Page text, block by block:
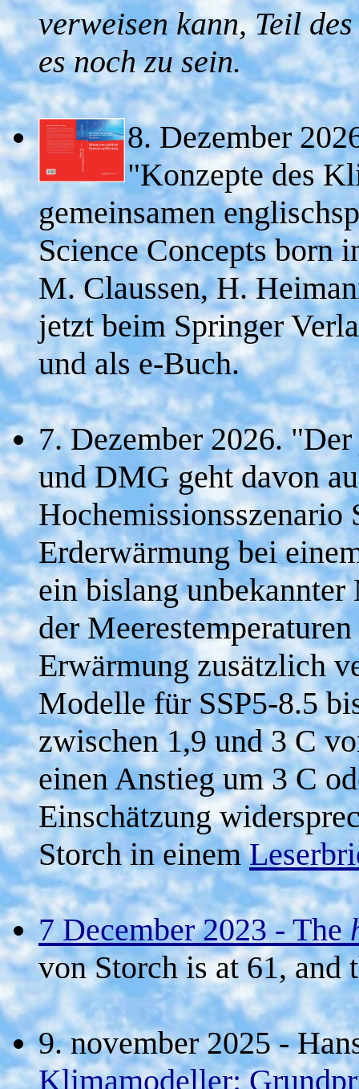
verweisen kann, Teil
es noch zu sein.
8. Dezember
"Konzepte des
gemeinsamen
Science Concepts born
M. Claussen, H.
jetzt beim Springer
und als e-Buch.
7. Dezember 2026.
und DMG geht davon
Hochemissionsszenario
Erderwärmung bei
ein bislang unbekannter
der
Erwärmung zusätzlich
Modelle für SSP5-8.5
zwischen 1,9 und 3 C
einen Anstieg um 3 C
Einschätzung
Storch in einem
7 December 2023 - The
von Storch is at 61, and
9. november 2025 -
Klimamodeller: